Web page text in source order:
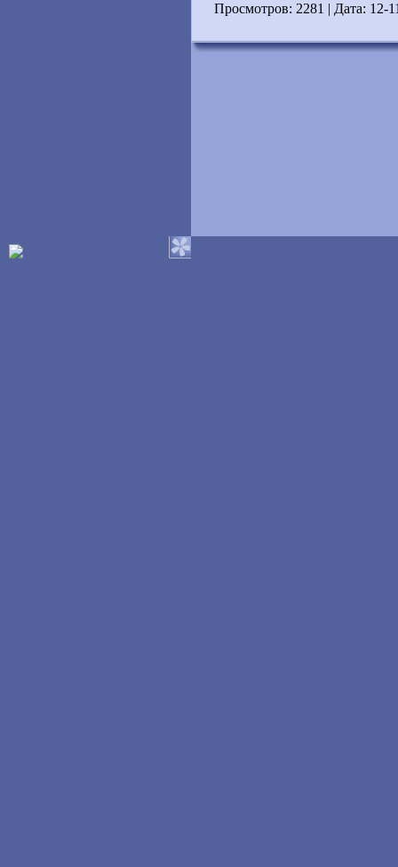
Просмотров: 2281 | Дата: 12-